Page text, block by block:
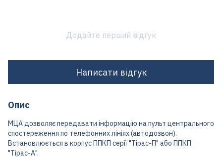
Додайте перший відгук
Написати відгук
Опис
МЦА дозволяє передавати інформацію на пульт центрального
спостереження по телефонних лініях (автодозвон).
Встановлюється в корпус ППКП серії "Тірас-П" або ППКП
"Тірас-А".